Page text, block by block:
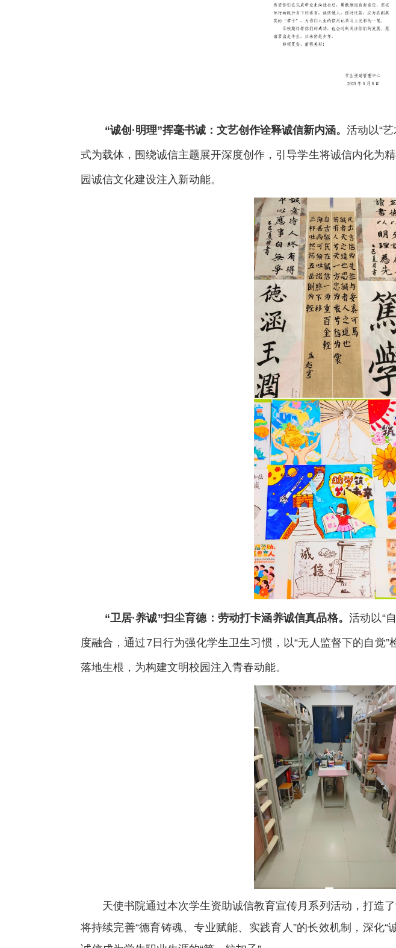
“诚创·明理”挥毫书诚：文艺创作诠释诚信新内涵。 活动以“
式为载体，围绕诚信主题展开深度创作，引导学生将诚信内化为
园诚信文化建设注入新动能。
“卫居·养诚”扫尘育德：劳动打卡涵养诚信真品格。 活动以“
度融合，通过7日行为强化学生卫生习惯，以“无人监督下的自觉
落地生根，为构建文明校园注入青春动能。
天使书院通过本次学生资助诚信教育宣传月系列活动，打造
将持续完善“德育铸魂、专业赋能、实践育人”的长效机制，深化